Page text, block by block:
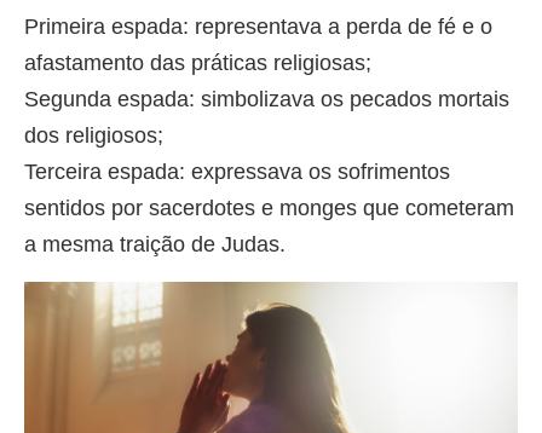
Primeira espada: representava a perda de fé e o
afastamento das práticas religiosas;
Segunda espada: simbolizava os pecados mortais
dos religiosos;
Terceira espada: expressava os sofrimentos
sentidos por sacerdotes e monges que cometeram
a mesma traição de Judas.